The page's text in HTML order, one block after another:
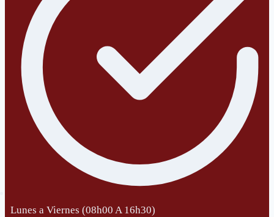
Lunes a Viernes (08h00 A 16h30)